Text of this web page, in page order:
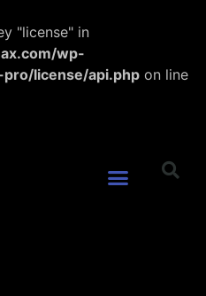
"license" in
wp-
license/api.php on line